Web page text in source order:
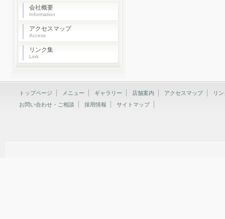
会社概要
Information
アクセスマップ
Access
リンク集
Link
トップページ メニュー ギャラリー 店舗案内 アクセスマップ
リ
お問い合わせ・ご相談
採用情報 サイトマップ